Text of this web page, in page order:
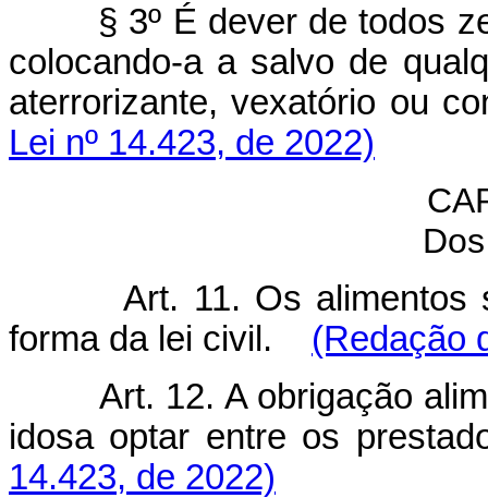
§ 3º É dever de todos
colocando-a a salvo de
aterrorizante, vexatório ou
Lei nº 14.423, de 2022)
Art. 11. Os alimentos
forma da lei civil. (Redação
Art. 12. A obrigação
idosa optar entre os
14.423, de 2022)